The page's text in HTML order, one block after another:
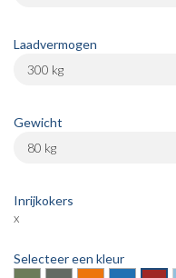
Laadvermogen
300 kg
Gewicht
80 kg
Inrijkokers
x
Selecteer een kleur